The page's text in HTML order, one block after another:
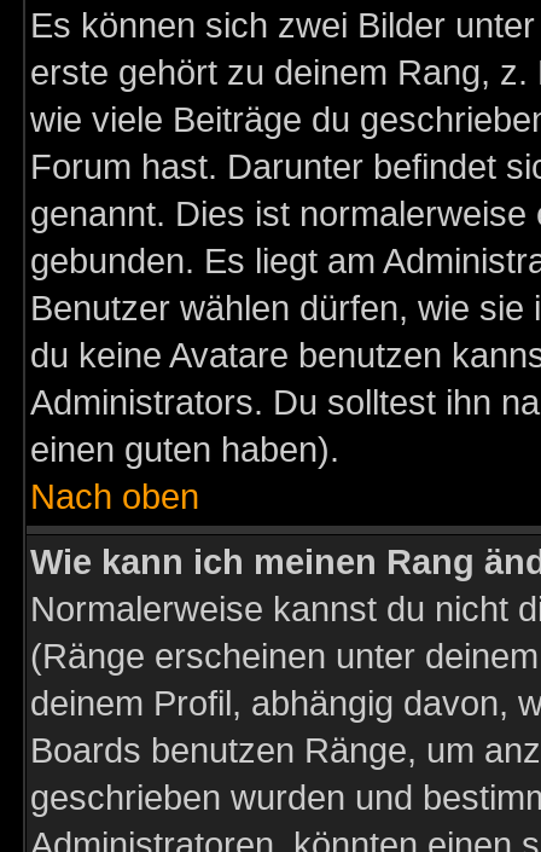
Es können sich zwei Bilder
erste gehört zu deinem Rang,
wie viele Beiträge du
Forum hast. Darunter befindet
genannt. Dies ist
gebunden. Es liegt am
Benutzer wählen dürfen, wie
du keine Avatare benutzen
Administrators. Du solltest ihn
einen guten haben).
Nach oben
Wie kann ich meinen Rang
Normalerweise kannst du nicht
(Ränge erscheinen unter
deinem Profil, abhängig davon,
Boards benutzen Ränge, um
geschrieben wurden und